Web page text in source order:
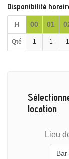
Disponibilité
H 00 01
Qté 1 1 1
location
Lieu